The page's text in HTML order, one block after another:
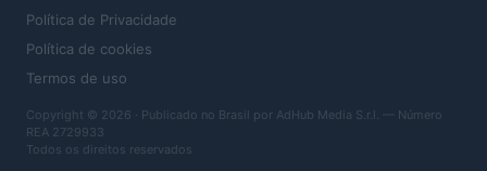
Política de Privacidade
Política de cookies
Termos de uso
Copyright © 2026 · Publicado no Brasil por AdHub Media S.r.l. — Número
REA 2729933
Todos os direitos reservados